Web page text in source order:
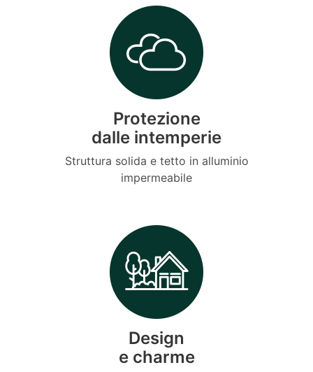
Protezione
dalle intemperie
Struttura solida e tetto in alluminio
impermeabile
Design
e charme